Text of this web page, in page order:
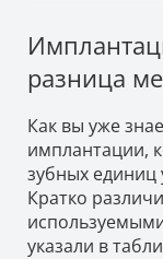
разница
Как вы уже
имплантации,
зубных единиц
Кратко
указали в